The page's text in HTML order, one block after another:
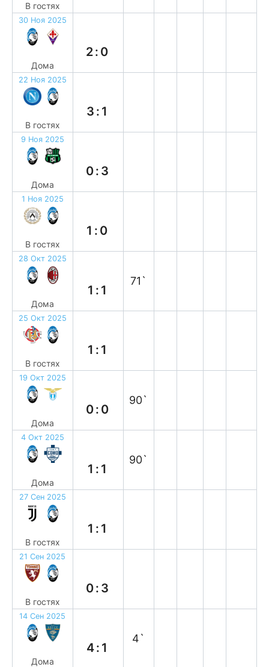
В гостях
30 Ноя 2025
Дома
2:0
22 Ноя 2025
В гостях
3:1
9 Ноя 2025
Дома
0:3
1 Ноя 2025
В гостях
1:0
28 Окт 2025
Дома
1:1
71`
25 Окт 2025
В гостях
1:1
19 Окт 2025
Дома
0:0
90`
4 Окт 2025
Дома
1:1
90`
27 Сен 2025
В гостях
1:1
21 Сен 2025
В гостях
0:3
14 Сен 2025
Дома
4:1
4`